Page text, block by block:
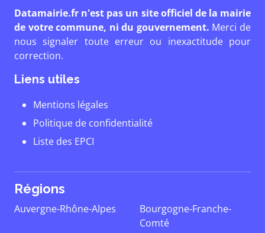
Datamairie.fr n'est pas un site officiel de la mairie
de votre commune, ni du gouvernement. Merci de
nous signaler toute erreur ou inexactitude pour
correction.
Liens utiles
Mentions légales
Politique de confidentialité
Liste des EPCI
Régions
Auvergne-Rhône-Alpes
Bourgogne-Franche-
Comté